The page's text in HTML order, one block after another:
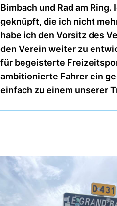
Bimbach und Rad am
geknüpft, die ich nicht
habe ich den Vorsitz des
den Verein weiter zu
für begeisterte
ambitionierte Fahrer ein
einfach zu einem unserer